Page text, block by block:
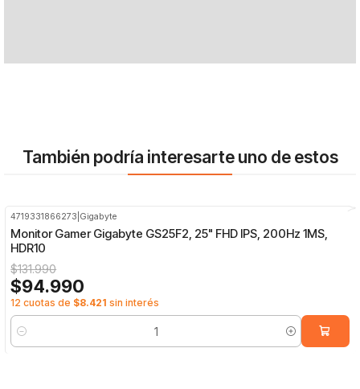
También podría interesarte uno de estos
4719331866273 Gigabyte
Monitor Gamer Gigabyte GS25F2, 25" FHD IPS, 200Hz 1MS,
HDR10
$131.990
$94.990
12 cuotas de $8.421 sin interés
Cantidad